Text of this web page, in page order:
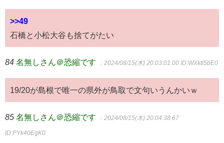
>>49
石橋と小松大谷も捨てがたい
84 名無しさん＠恐縮です ：2024/08/15(木) 20:03:01.00 ID:WXktl5bE0
19/20が島根で唯一の県外が鳥取で文句いうんかいｗ
85 名無しさん＠恐縮です ：2024/08/15(木) 20:04:38.67
ID:PYk40EgK0